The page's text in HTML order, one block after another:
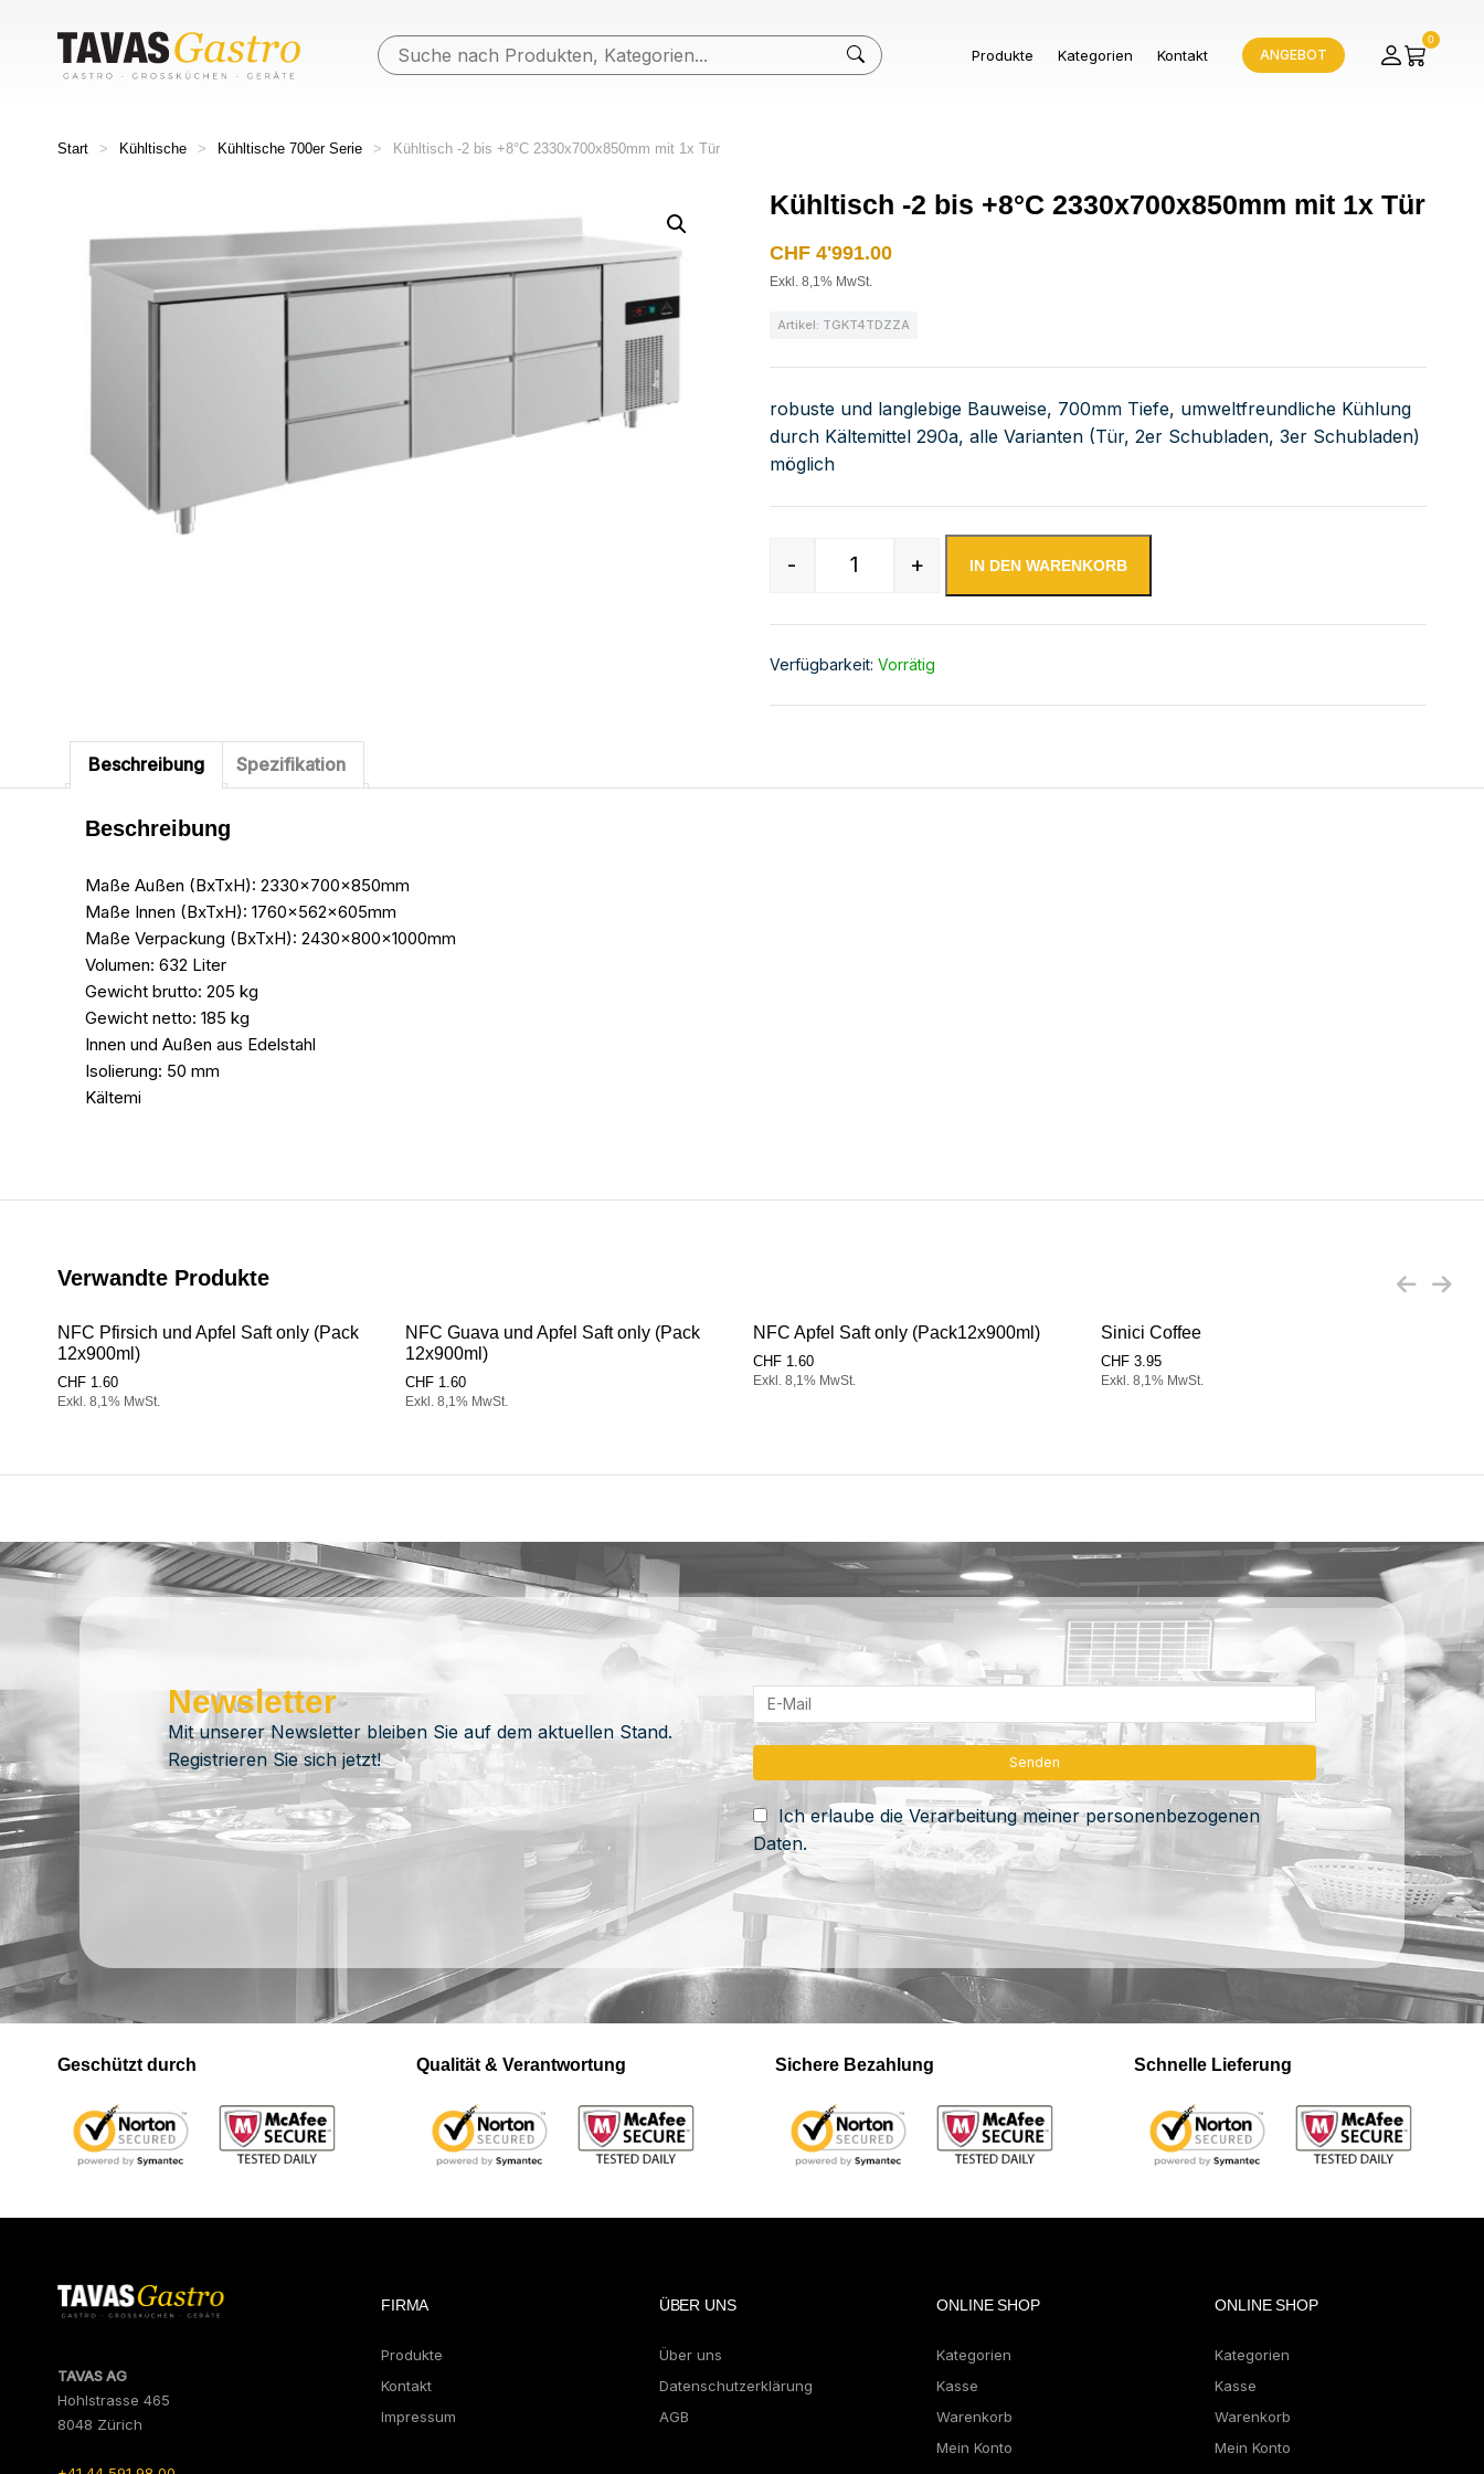
Produkte Kategorien Kontakt ANGEBOT
0
Start > Kühltische > Kühltische 700er Serie > Kühltisch -2 bis +8°C 2330x700x850mm mit 1x Tür
Kühltisch -2 bis +8°C 2330x700x850mm mit 1x Tür
CHF4'991.00
Exkl. 8,1% MwSt.
Artikel: TGKT4TDZZA
robuste und langlebige Bauweise, 700mm Tiefe, umweltfreundliche Kühlung
durch Kältemittel 290a, alle Varianten (Tür, 2er Schubladen, 3er Schubladen)
möglich
Kühltisch -2 bis +8°C 2330x700x850mm mit 1x Tür Menge
- + IN DEN WARENKORB
Verfügbarkeit: Vorrätig
Beschreibung Spezifikation
Beschreibung
Maße Außen (BxTxH): 2330x700x850mm
Maße Innen (BxTxH): 1760x562x605mm
Maße Verpackung (BxTxH): 2430x800x1000mm
Volumen: 632 Liter
Gewicht brutto: 205 kg
Gewicht netto: 185 kg
Innen und Außen aus Edelstahl
Isolierung: 50 mm
Kältemi
Verwandte Produkte
NFC Pfirsich und Apfel Saft only (Pack
12x900ml)
CHF 1.60
Exkl. 8,1% MwSt.
NFC Guava und Apfel Saft only (Pack
12x900ml)
CHF 1.60
Exkl. 8,1% MwSt.
NFC Apfel Saft only (Pack12x900ml)
CHF 1.60
Exkl. 8,1% MwSt.
Sinici Coffee
CHF 3.95
Exkl. 8,1% MwSt.
Newsletter
Mit unserer Newsletter bleiben Sie auf dem aktuellen Stand.
Registrieren Sie sich jetzt!
Ich erlaube die Verarbeitung meiner personenbezogenen
Daten.
Geschützt durch Qualität & Verantwortung Sichere Bezahlung Schnelle Lieferung
TAVAS AG
Hohlstrasse 465
8048 Zürich
FIRMA
Produkte
Kontakt
Impressum
ÜBER UNS
Über uns
Datenschutzerklärung
AGB
ONLINE SHOP
Kategorien
Kasse
Warenkorb
Mein Konto
ONLINE SHOP
Kategorien
Kasse
Warenkorb
Mein Konto